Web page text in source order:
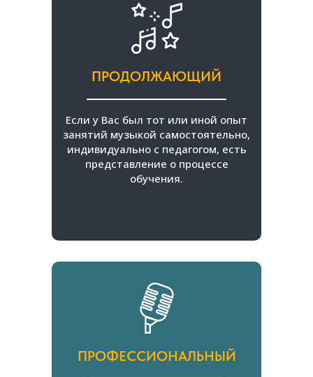
ПРОДОЛЖАЮЩИЙ
Если у Вас был тот или иной опыт
занятий музыкой самостоятельно,
индивидуально с педагогом, есть
представление о процессе
обучения.
ПРОФЕССИОНАЛЬНЫЙ